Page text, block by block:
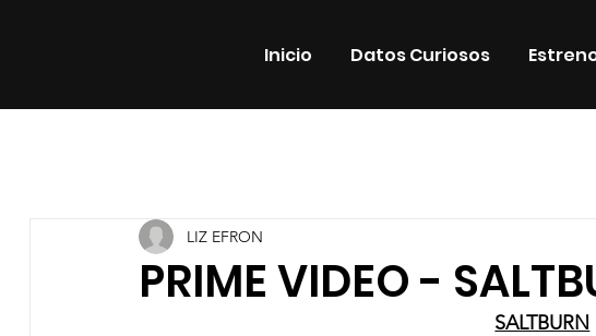
Inicio Datos Curiosos
Teatro Plataformas
PRIME VIDEO -
LIZ EFRON
SALTBURN